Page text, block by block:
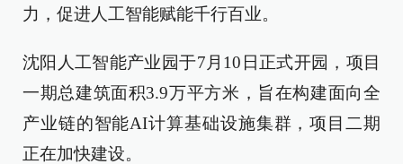
力，促进人工智能赋能千行百业。
沈阳人工智能产业园于7月10日正式开园，项目
一期总建筑面积3.9万平方米，旨在构建面向全
产业链的智能AI计算基础设施集群，项目二期
正在加快建设。